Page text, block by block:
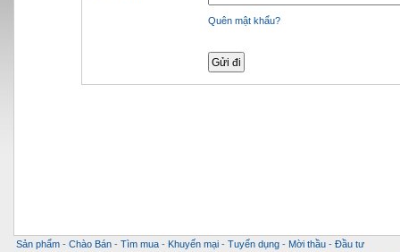
Quên mật khẩu?
Sản phẩm - Chào Bán - Tìm mua - Khuyến mại - Tuyển dụng - Mời thầu - Đầu tư